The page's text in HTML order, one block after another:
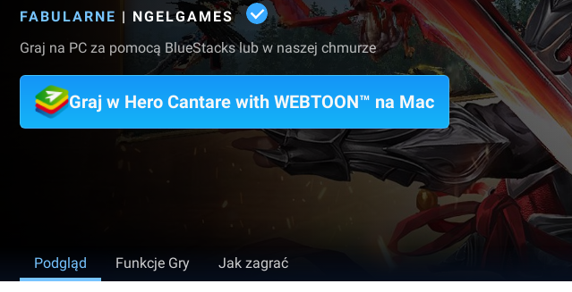
FABULARNE | NGELGAMES
Graj na PC za pomocą BlueStacks lub w naszej chmurze
Graj w Hero Cantare with WEBTOON™ na Mac
Podgląd Funkcje Gry Jak zagrać